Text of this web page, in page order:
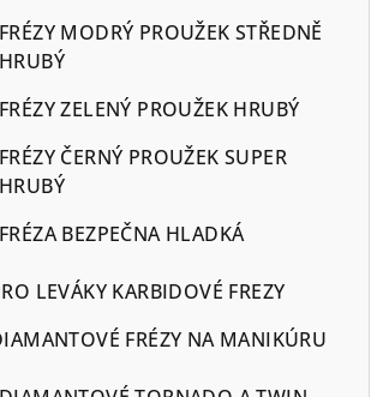
FRÉZY MODRÝ PROUŽEK STŘEDNĚ
HRUBÝ
FRÉZY ZELENÝ PROUŽEK HRUBÝ
FRÉZY ČERNÝ PROUŽEK SUPER
HRUBÝ
FRÉZA BEZPEČNA HLADKÁ
LEVÁKY KARBIDOVÉ FREZY
FRÉZY NA MANIKÚRU